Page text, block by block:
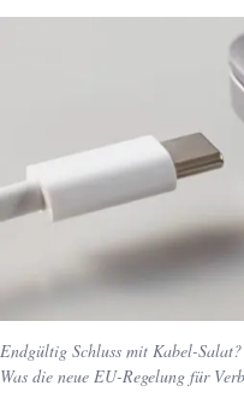
Endgültig Schluss mit Kabel-
Was die neue EU-Regelung für